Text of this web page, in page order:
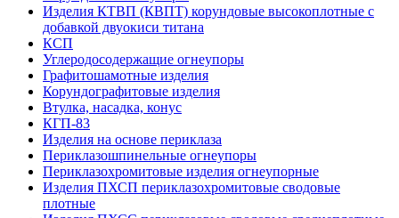
Изделия КТВП (КВПТ) корундовые высокоплотные с
добавкой двуокиси титана
КСП
Углеродо­содержащие огнеупоры
Графитошамотные изделия
Корундографитовые изделия
Втулка, насадка, конус
КГП-83
Изделия на основе периклаза
Периклазошпинельные огнеупоры
Периклазохромитовые изделия огнеупорные
Изделия ПХСП периклазохромитовые сводовые
плотные